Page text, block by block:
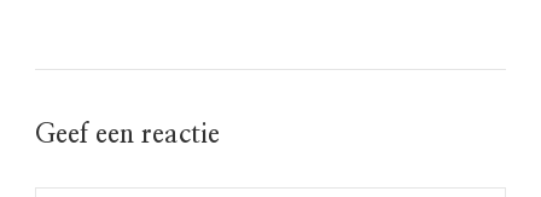
Geef een reactie